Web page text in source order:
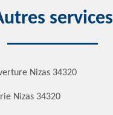
services
Nizas 34320
Nizas 34320